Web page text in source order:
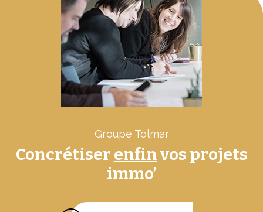
Groupe Tolmar
Concrétiser enfinvos projets
immo’